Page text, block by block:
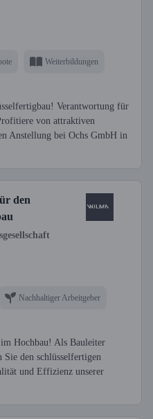
Weiterbildungen
Verantwortung für
von attraktiven
Anstellung bei Ochs GmbH in
den
Nachhaltiger Arbeitgeber
Hochbau! Als Bauleiter
den schlüsselfertigen
und Effizienz unserer